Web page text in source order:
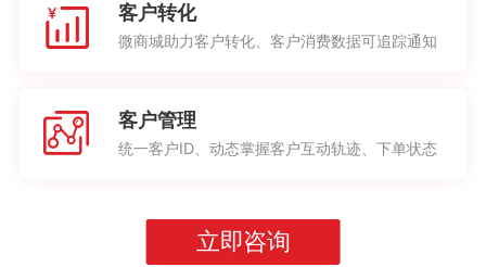
客户转化
微商城助力客户转化、客户消费数据可追踪通知
客户管理
统一客户ID、动态掌握客户互动轨迹、下单状态
立即咨询